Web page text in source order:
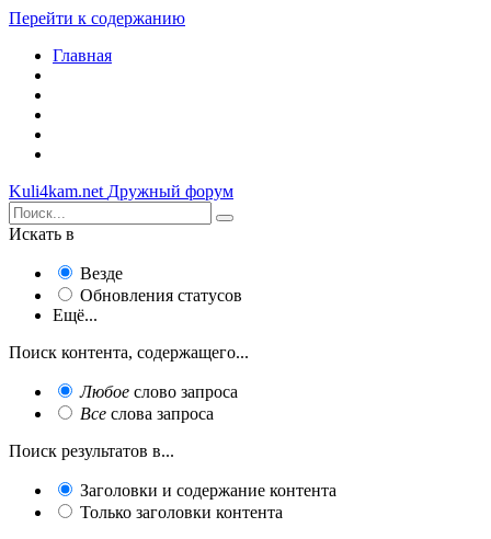
Перейти к содержанию
Главная
Kuli4kam.net Дружный форум
Искать в
Везде
Обновления статусов
Ещё...
Поиск контента, содержащего...
Любое слово запроса
Все слова запроса
Поиск результатов в...
Заголовки и содержание контента
Только заголовки контента